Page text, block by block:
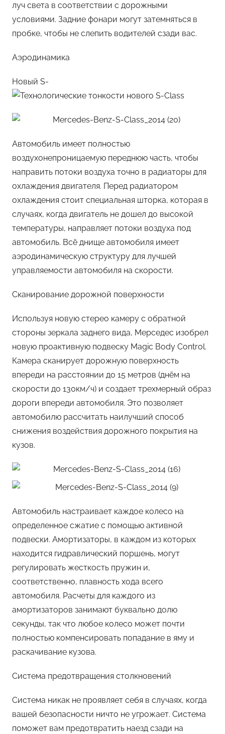
луч света в соответствии с дорожными
условиями. Задние фонари могут затемняться в
пробке, чтобы не слепить водителей сзади вас.
Аэродинамика
Новый S-
Автомобиль имеет полностью
воздухонепроницаемую переднюю часть, чтобы
направить потоки воздуха точно в радиаторы для
охлаждения двигателя. Перед радиатором
охлаждения стоит специальная шторка, которая в
случаях, когда двигатель не дошел до высокой
температуры, направляет потоки воздуха под
автомобиль. Всё днище автомобиля имеет
аэродинамическую структуру для лучшей
управляемости автомобиля на скорости.
Сканирование дорожной поверхности
Используя новую стерео камеру с обратной
стороны зеркала заднего вида, Мерседес изобрел
новую проактивную подвеску Magic Body Control.
Камера сканирует дорожную поверхность
впереди на расстоянии до 15 метров (днём на
скорости до 130км/ч) и создает трехмерный образ
дороги впереди автомобиля. Это позволяет
автомобилю рассчитать наилучший способ
снижения воздействия дорожного покрытия на
кузов.
Автомобиль настраивает каждое колесо на
определенное сжатие с помощью активной
подвески. Амортизаторы, в каждом из которых
находится гидравлический поршень, могут
регулировать жесткость пружин и,
соответственно, плавность хода всего
автомобиля. Расчеты для каждого из
амортизаторов занимают буквально долю
секунды, так что любое колесо может почти
полностью компенсировать попадание в яму и
раскачивание кузова.
Система предотвращения столкновений
Система никак не проявляет себя в случаях, когда
вашей безопасности ничто не угрожает. Система
поможет вам предотвратить наезд сзади на